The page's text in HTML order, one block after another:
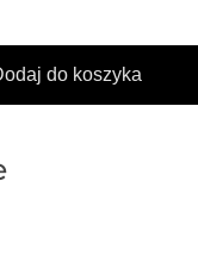
do koszyka